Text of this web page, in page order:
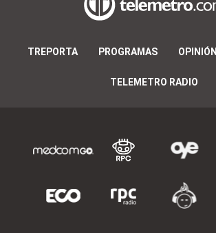
TREPORTA PROGRAMAS OPINIÓN
TELEMETRO RADIO